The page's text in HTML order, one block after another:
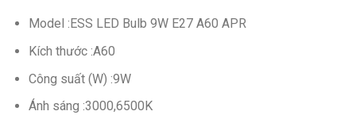
Model :ESS LED Bulb 9W E27 A60 APR
Kích thước :A60
Công suất (W) :9W
Ánh sáng :3000,6500K